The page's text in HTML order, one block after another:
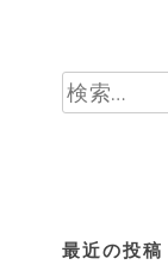
検
索:
最近の投稿